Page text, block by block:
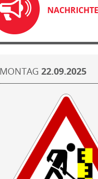
MONTAG 22.09.2025